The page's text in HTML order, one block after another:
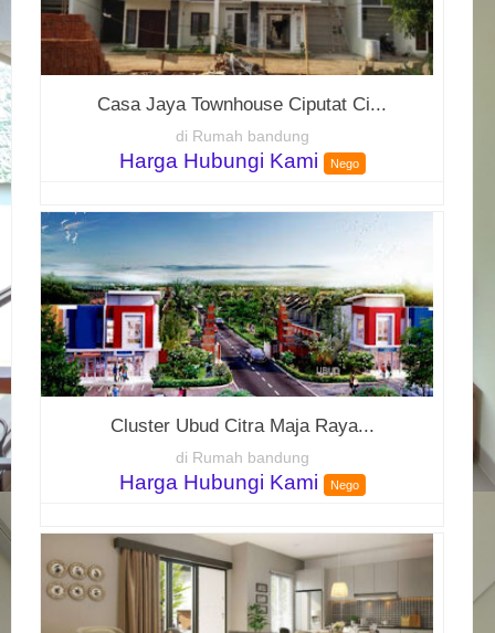
Casa Jaya Townhouse Ciputat Ci...
di Rumah bandung
Harga Hubungi Kami Nego
Cluster Ubud Citra Maja Raya...
di Rumah bandung
Harga Hubungi Kami Nego